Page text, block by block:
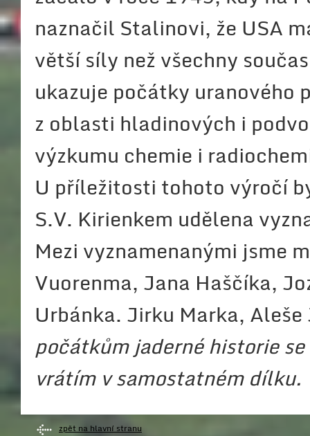
naznačil Stalinovi, že USA
větší síly než všechny
ukazuje počátky uranového
z oblasti hladinových i
výzkumu chemie i
U příležitosti tohoto výročí
S.V. Kirienkem udělena
Mezi vyznamenanými jsme
Vuorenma, Jana Haščíka,
Urbánka. Jirku Marka,
počátkům jaderné historie
vrátím v samostatném dílku.
zpět na hlavní stranu